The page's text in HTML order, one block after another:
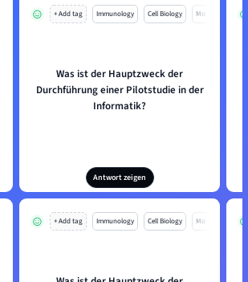
+ Add tag Immunology Cell Biology Mo
Was ist der Hauptzweck der
Durchführung einer Pilotstudie in der
Informatik?
Antwort zeigen
+ Add tag Immunology Cell Biology Mo